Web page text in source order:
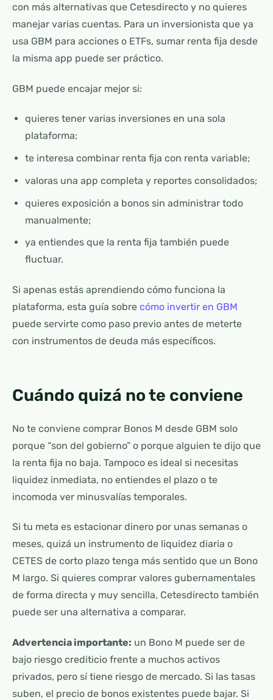
con más alternativas que Cetesdirecto y no quieres
manejar varias cuentas. Para un inversionista que ya
usa GBM para acciones o ETFs, sumar renta fija desde
la misma app puede ser práctico.
GBM puede encajar mejor si:
quieres tener varias inversiones en una sola
plataforma;
te interesa combinar renta fija con renta variable;
valoras una app completa y reportes consolidados;
quieres exposición a bonos sin administrar todo
manualmente;
ya entiendes que la renta fija también puede
fluctuar.
Si apenas estás aprendiendo cómo funciona la
plataforma, esta guía sobre cómo invertir en GBM
puede servirte como paso previo antes de meterte
con instrumentos de deuda más específicos.
Cuándo quizá no te conviene
No te conviene comprar Bonos M desde GBM solo
porque “son del gobierno” o porque alguien te dijo que
la renta fija no baja. Tampoco es ideal si necesitas
liquidez inmediata, no entiendes el plazo o te
incomoda ver minusvalías temporales.
Si tu meta es estacionar dinero por unas semanas o
meses, quizá un instrumento de liquidez diaria o
CETES de corto plazo tenga más sentido que un Bono
M largo. Si quieres comprar valores gubernamentales
de forma directa y muy sencilla, Cetesdirecto también
puede ser una alternativa a comparar.
Advertencia importante: un Bono M puede ser de
bajo riesgo crediticio frente a muchos activos
privados, pero sí tiene riesgo de mercado. Si las tasas
suben, el precio de bonos existentes puede bajar. Si